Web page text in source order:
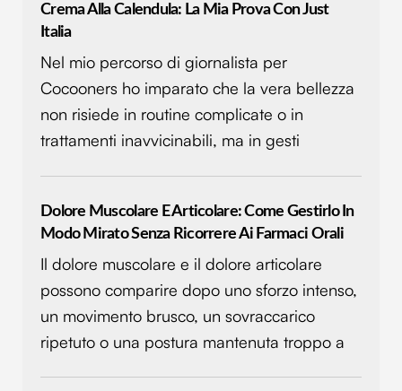
Crema Alla Calendula: La Mia Prova Con Just
Italia
Nel mio percorso di giornalista per
Cocooners ho imparato che la vera bellezza
non risiede in routine complicate o in
trattamenti inavvicinabili, ma in gesti
Dolore Muscolare E Articolare: Come Gestirlo In
Modo Mirato Senza Ricorrere Ai Farmaci Orali
Il dolore muscolare e il dolore articolare
possono comparire dopo uno sforzo intenso,
un movimento brusco, un sovraccarico
ripetuto o una postura mantenuta troppo a